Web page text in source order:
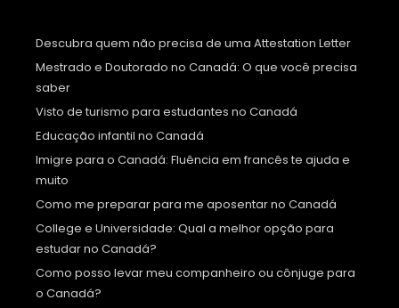
Descubra quem não precisa de uma Attestation Letter
Mestrado e Doutorado no Canadá: O que você precisa
saber
Visto de turismo para estudantes no Canadá
Educação infantil no Canadá
Imigre para o Canadá: Fluência em francês te ajuda e
muito
Como me preparar para me aposentar no Canadá
College e Universidade: Qual a melhor opção para
estudar no Canadá?
Como posso levar meu companheiro ou cônjuge para
o Canadá?